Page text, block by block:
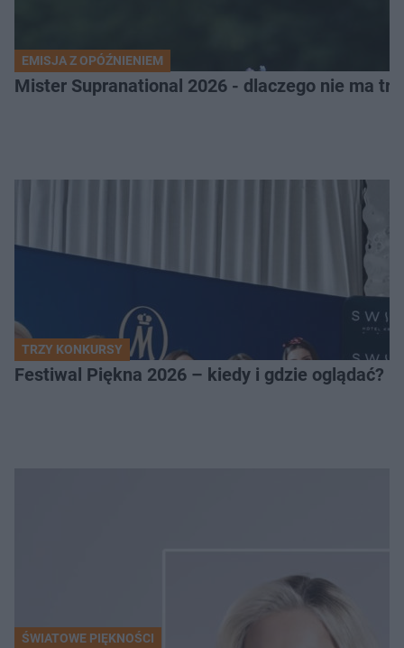
EMISJA Z OPÓŹNIENIEM
Mister Supranational 2026 - dlaczego nie ma
TRZY KONKURSY
Festiwal Piękna 2026 – kiedy i gdzie oglądać?
ŚWIATOWE PIĘKNOŚCI